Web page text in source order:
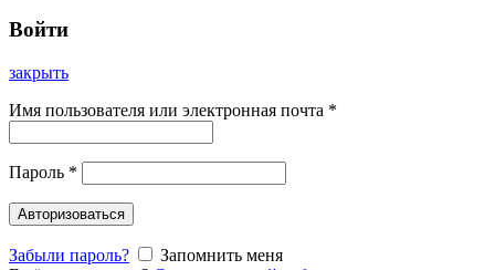
Войти
закрыть
Имя пользователя или электронная почта *
Пароль *
Авторизоваться
Забыли пароль?
Запомнить меня